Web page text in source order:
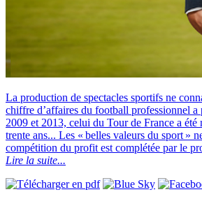
La production de spectacles sportifs ne
chiffre d’affaires du football professionnel a
2009 et 2013, celui du Tour de France a
trente ans... Les « belles valeurs du sport »
compétition du profit est complétée par le
Lire la suite...